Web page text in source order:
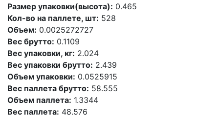
Размер упаковки(высота): 0.465
Кол-во на паллете, шт: 528
Объем: 0.0025272727
Вес брутто: 0.1109
Вес упаковки, кг: 2.024
Вес упаковки брутто: 2.439
Объем упаковки: 0.0525915
Вес паллета брутто: 58.555
Объем паллета: 1.3344
Вес паллета: 48.576